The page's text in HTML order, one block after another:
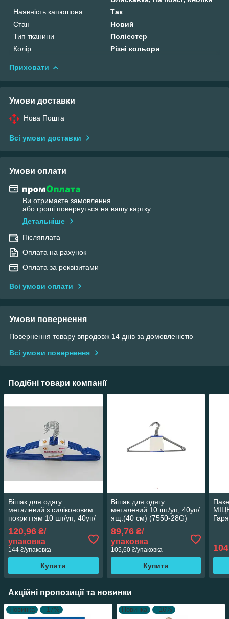
Наявність капюшона
Так
Стан
Новий
Тип тканини
Поліестер
Колір
Різні кольори
Приховати
Умови доставки
Нова Пошта
Всі умови доставки
Умови оплати
Ви отримаєте замовлення
або гроші повернуться на вашу картку
Детальніше
Післяплата
Оплата на рахунок
Оплата за реквізитами
Всі умови оплати
Умови повернення
Повернення товару впродовж 14 днів за домовленістю
Всі умови повернення
Подібні товари компанії
Вішак для одягу
металевий з силіконовим
покриттям 10 шт/уп, 40уп/
120,96 ₴/
упаковка
144 ₴/упаковка
Купити
Вішак для одягу
металевий 10 шт/уп, 40уп/
ящ.(40 см) (7550-28G)
89,76₴/
упаковка
105,60 ₴/упаковка
Купити
Акційні пропозиції та новинки
Новинка –17% Новинка –16%